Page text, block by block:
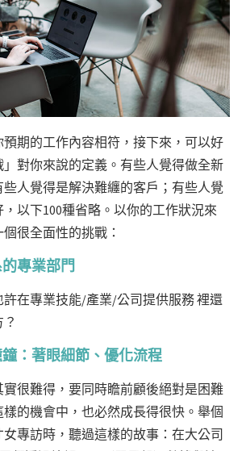
期的工作內容相符，接下來，可以好
對你來說的定義。有些人覺得做全新
人覺得是解決難纏的客戶；有些人覺
以下100種省略。以你的工作狀況來
很全面性的挑戰：
專業部門
在專業技能/產業/公司提供服務 裡還
：著眼細節、優化流程
很難得，要同時瞻前顧後絕對是困難
的機會中，也必然成長得很快。舉個
專訪時，聽過這樣的故事：在大公司